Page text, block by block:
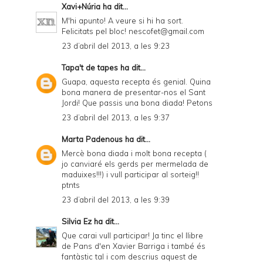
Xavi+Núria ha dit...
M'hi apunto! A veure si hi ha sort.
Felicitats pel bloc! nescofet@gmail.com
23 d’abril del 2013, a les 9:23
Tapa't de tapes ha dit...
Guapa, aquesta recepta és genial. Quina
bona manera de presentar-nos el Sant
Jordi! Que passis una bona diada! Petons
23 d’abril del 2013, a les 9:37
Marta Padenous ha dit...
Mercè bona diada i molt bona recepta (
jo canviaré els gerds per mermelada de
maduixes!!!) i vull participar al sorteig!!
ptnts
23 d’abril del 2013, a les 9:39
Silvia Ez ha dit...
Que carai vull participar! Ja tinc el llibre
de Pans d'en Xavier Barriga i també és
fantàstic tal i com descrius aquest de